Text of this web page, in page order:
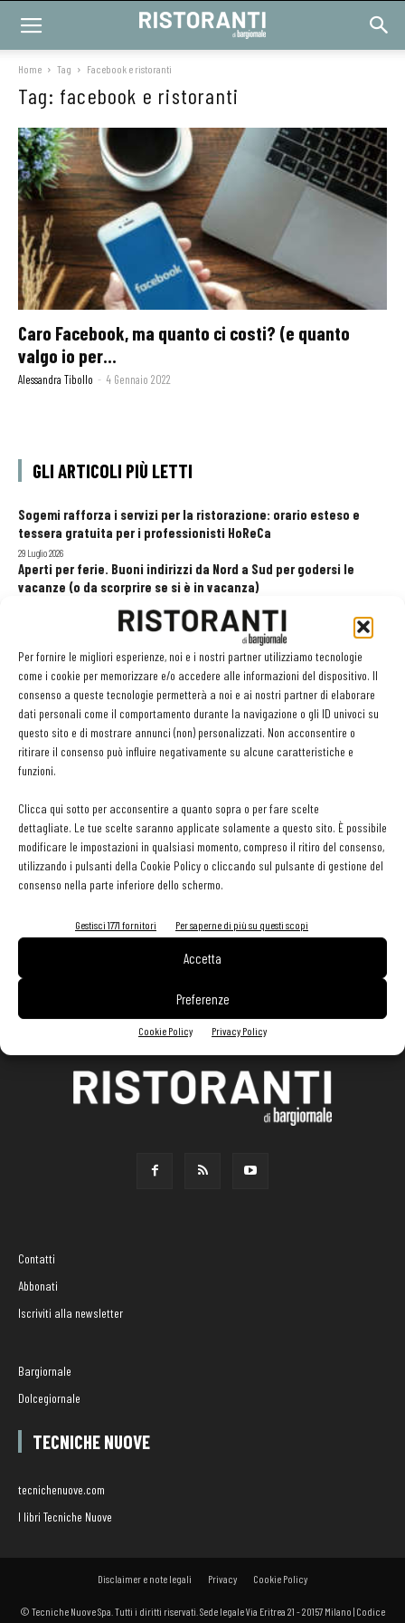
Per fornire le migliori esperienze, noi e i nostri partner utilizziamo tecnologie
come i cookie per memorizzare e/o accedere alle informazioni del dispositivo. Il
consenso a queste tecnologie permetterà a noi e ai nostri partner di elaborare
dati personali come il comportamento durante la navigazione o gli ID univoci su
questo sito e di mostrare annunci (non) personalizzati. Non acconsentire o
ritirare il consenso può influire negativamente su alcune caratteristiche e
funzioni.
Clicca qui sotto per acconsentire a quanto sopra o per fare scelte
dettagliate. Le tue scelte saranno applicate solamente a questo sito. È possibile
modificare le impostazioni in qualsiasi momento, compreso il ritiro del consenso,
utilizzando i pulsanti della Cookie Policy o cliccando sul pulsante di gestione del
consenso nella parte inferiore dello schermo.
Gestisci 1771 fornitori Per saperne di più su questi scopi
Accetta
Preferenze
Cookie Policy Privacy Policy
Home Tag Facebook e ristoranti
Tag: facebook e ristoranti
Caro Facebook, ma quanto ci costi? (e quanto
valgo io per...
Alessandra Tibollo - 4 Gennaio 2022
GLI ARTICOLI PIÙ LETTI
Sogemi rafforza i servizi per la ristorazione: orario esteso e
tessera gratuita per i professionisti HoReCa
29 Luglio 2026
Aperti per ferie. Buoni indirizzi da Nord a Sud per godersi le
vacanze (o da scorprire se si è in vacanza)
Recensioni online, Fipe e le associazioni del turismo chiedono
modifiche alle Linee Guida dell’Antitrust
20 Luglio 2026
EDICOLA WEB
Contatti
Abbonati
Iscriviti alla newsletter
Bargiornale
Dolcegiornale
TECNICHE NUOVE
tecnichenuove.com
I libri Tecniche Nuove
Disclaimer e note legali Privacy Cookie Policy
© Tecniche Nuove Spa. Tutti i diritti riservati. Sede legale Via Eritrea 21 - 20157 Milano | Codice